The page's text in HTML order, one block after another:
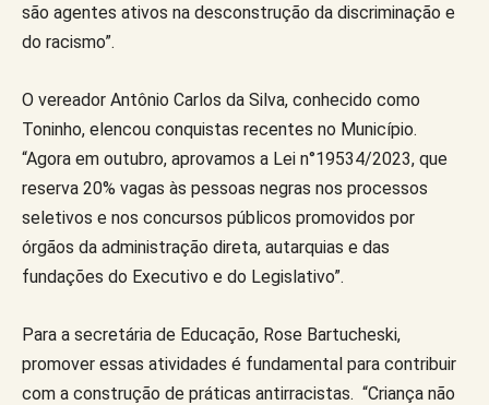
são agentes ativos na desconstrução da discriminação e
do racismo”.
O vereador Antônio Carlos da Silva, conhecido como
Toninho, elencou conquistas recentes no Município.
“Agora em outubro, aprovamos a Lei n°19534/2023, que
reserva 20% vagas às pessoas negras nos processos
seletivos e nos concursos públicos promovidos por
órgãos da administração direta, autarquias e das
fundações do Executivo e do Legislativo”.
Para a secretária de Educação, Rose Bartucheski,
promover essas atividades é fundamental para contribuir
com a construção de práticas antirracistas. “Criança não